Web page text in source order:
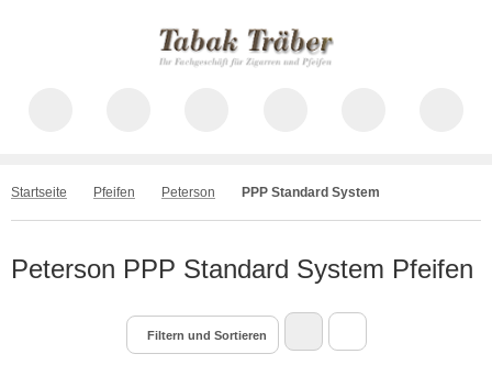
Startseite Pfeifen Peterson PPP Standard System
Peterson PPP Standard System Pfeifen
Filtern und Sortieren